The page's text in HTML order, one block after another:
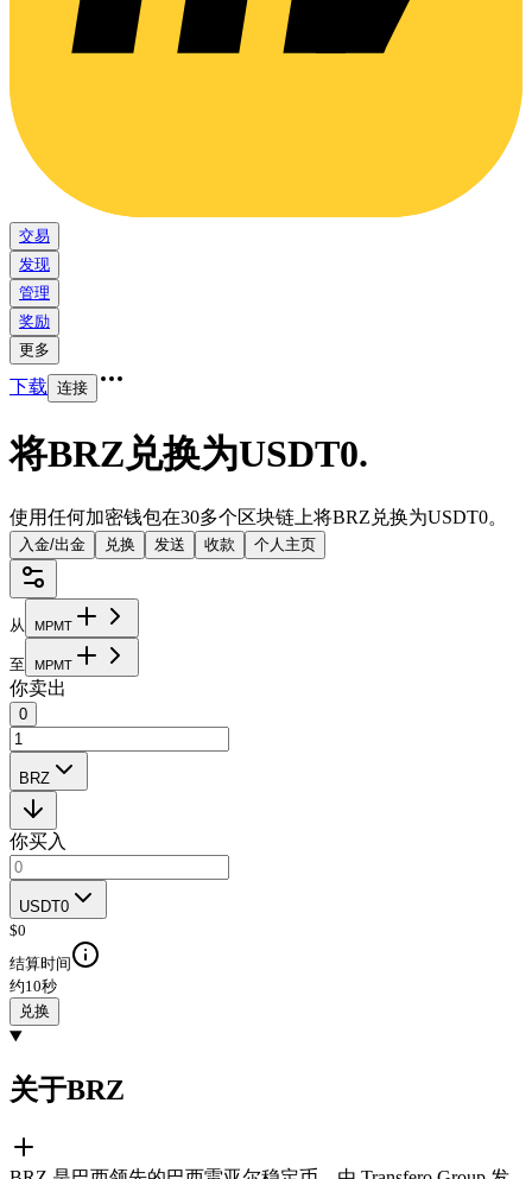
交易
发现
管理
奖励
更多
下载 连接
将BRZ兑换为USDT0.
使用任何加密钱包在30多个区块链上将BRZ兑换为USDT0。
入金/出金 兑换 发送 收款 个人主页
从 MPMT
至 MPMT
你卖出
0
BRZ
你买入
USDT0
$0
结算时间
约10秒
兑换
关于BRZ